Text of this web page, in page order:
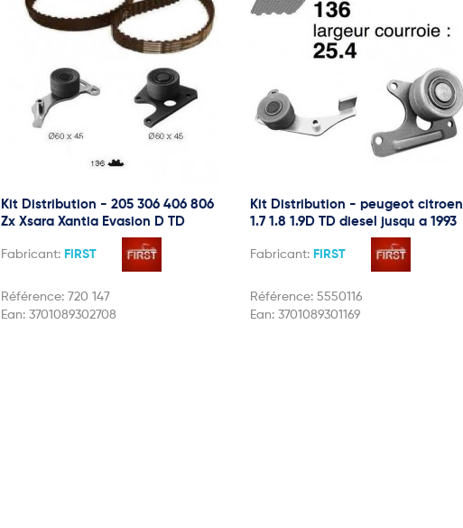
Kit Distribution - 205 306 406 806
Zx Xsara Xantia Evasion D TD
Fabricant: FIRST
Référence: 720 147
Ean: 3701089302708
Kit Distribution - peugeot citroen
1.7 1.8 1.9D TD diesel jusqu a 1993
Fabricant: FIRST
Référence: 5550116
Ean: 3701089301169